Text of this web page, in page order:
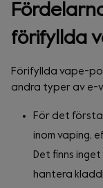
förifyllda
Förifyllda vape-
andra typer av e-
För det
inom vaping,
Det finns
hantera